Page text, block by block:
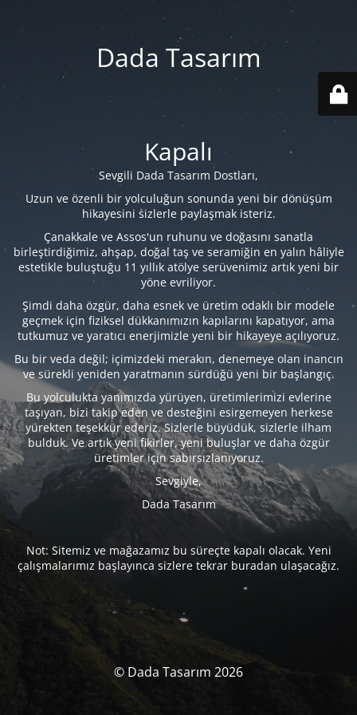
Dada Tasarım
Kapalı
Sevgili Dada Tasarım Dostları,
Uzun ve özenli bir yolculuğun sonunda yeni bir dönüşüm
hikayesini sizlerle paylaşmak isteriz.
Çanakkale ve Assos'un ruhunu ve doğasını sanatla
birleştirdiğimiz, ahşap, doğal taş ve seramiğin en yalın hâliyle
estetikle buluştuğu 11 yıllık atölye serüvenimiz artık yeni bir
yöne evriliyor.
Şimdi daha özgür, daha esnek ve üretim odaklı bir modele
geçmek için fiziksel dükkanımızın kapılarını kapatıyor, ama
tutkumuz ve yaratıcı enerjimizle yeni bir hikayeye açılıyoruz.
Bu bir veda değil; içimizdeki merakın, denemeye olan inancın
ve sürekli yeniden yaratmanın sürdüğü yeni bir başlangıç.
Bu yolculukta yanımızda yürüyen, üretimlerimizi evlerine
taşıyan, bizi takip eden ve desteğini esirgemeyen herkese
yürekten teşekkür ederiz. Sizlerle büyüdük, sizlerle ilham
bulduk. Ve artık yeni fikirler, yeni buluşlar ve daha özgür
üretimler için sabırsızlanıyoruz.
Sevgiyle,
Dada Tasarım
Not: Sitemiz ve mağazamız bu süreçte kapalı olacak. Yeni
çalışmalarımız başlayınca sizlere tekrar buradan ulaşacağız.
© Dada Tasarım 2026